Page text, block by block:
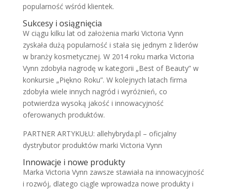
popularność wśród klientek.
Sukcesy i osiągnięcia
W ciągu kilku lat od założenia marki Victoria Vynn
zyskała dużą popularność i stała się jednym z liderów
w branży kosmetycznej. W 2014 roku marka Victoria
Vynn zdobyła nagrodę w kategorii „Best of Beauty” w
konkursie „Piękno Roku”. W kolejnych latach firma
zdobyła wiele innych nagród i wyróżnień, co
potwierdza wysoką jakość i innowacyjność
oferowanych produktów.
PARTNER ARTYKUŁU: allehybryda.pl – oficjalny
dystrybutor produktów marki Victoria Vynn
Innowacje i nowe produkty
Marka Victoria Vynn zawsze stawiała na innowacyjność
i rozwój, dlatego ciągle wprowadza nowe produkty i